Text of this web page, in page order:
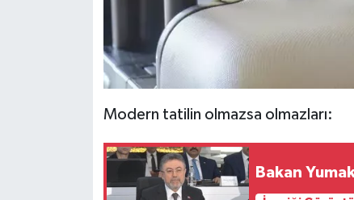
Modern tatilin olmazsa olmazları:
Bakan